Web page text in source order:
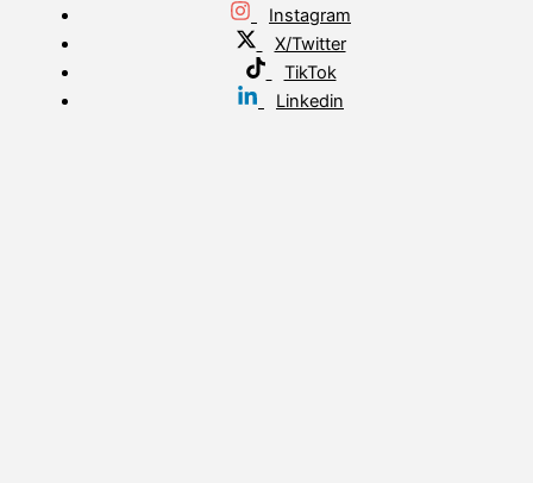
Instagram
X/Twitter
TikTok
Linkedin